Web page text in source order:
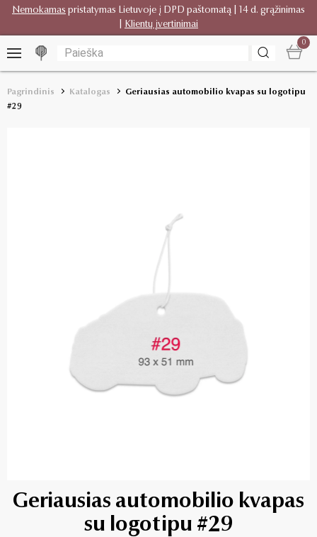
Nemokamas pristatymas Lietuvoje į DPD paštomatą | 14 d. grąžinimas
Klientų įvertinimai
0
Pagrindinis Katalogas
Geriausias automobilio kvapas su logotipu
#29
Geriausias automobilio kvapas
su logotipu #29